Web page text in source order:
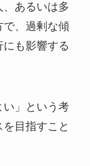
あるいは多
、過剰な傾
も影響する
い」という考
目指すこと